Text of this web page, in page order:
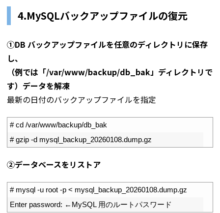
4.MySQLバックアップファイルの復元
①DB バックアップファイルを任意のディレクトリに保存
し、
（例では「/var/www/backup/db_bak」ディレクトリで
す）データを解凍
最新の日付のバックアップファイルを指定
# cd /var/www/backup/db_bak
# gzip -d mysql_backup_20260108.dump.gz
➁データベースをリストア
# mysql -u root -p < mysql_backup_20260108.dump.gz
Enter password: ← MySQL 用のルートパスワード